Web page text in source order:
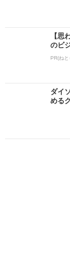
【思
のビ
PR(ね
ダイ
める